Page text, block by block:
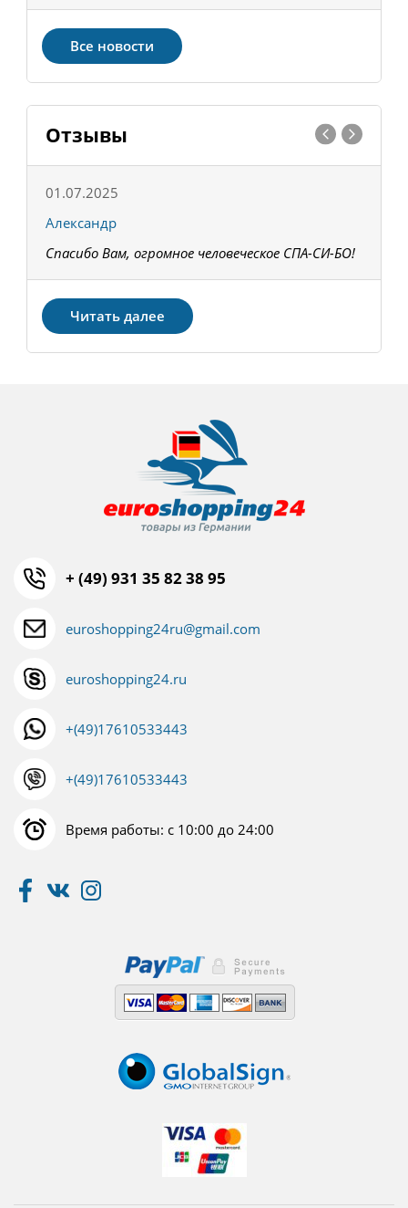
Все новости
Отзывы
01.07.2025
Александр
Спасибо Вам, огромное человеческое СПА-СИ-БО!
Читать далее
+ (49) 931 35 82 38 95
euroshopping24ru@gmail.com
euroshopping24.ru
+(49)17610533443
+(49)17610533443
Время работы: с 10:00 до 24:00